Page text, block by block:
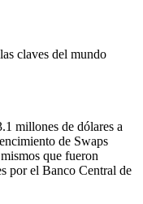
claves del mundo
millones de dólares a
de Swaps
que fueron
por el Banco Central de